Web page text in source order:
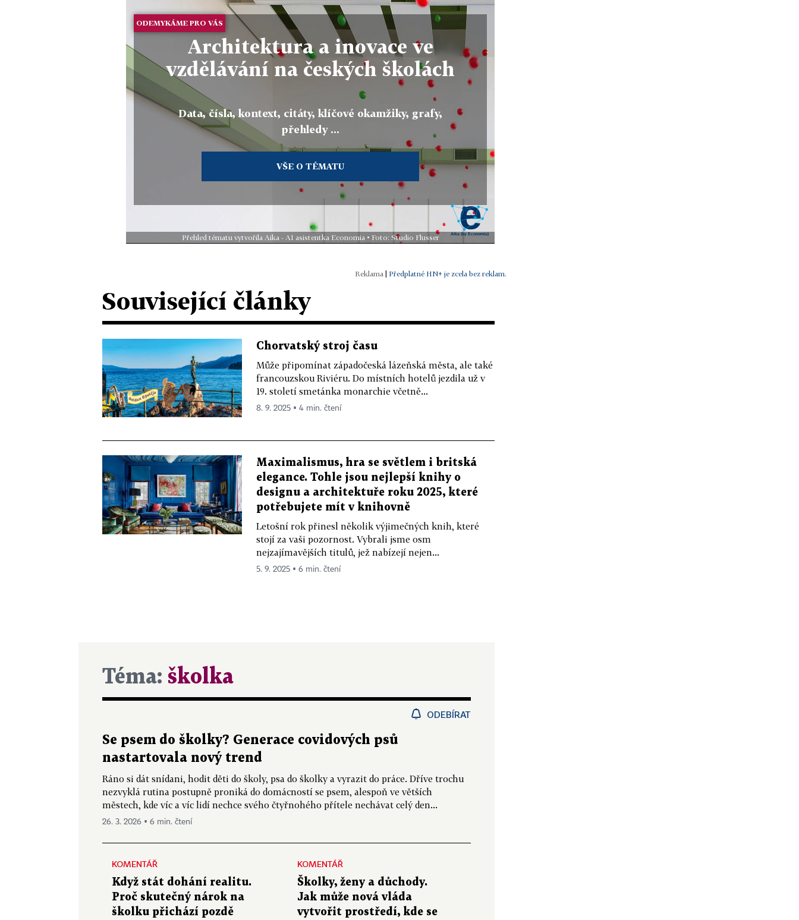
ODEMYKÁME PRO VÁS
Architektura a inovace ve
vzdělávání na českých školách
Data, čísla, kontext, citáty, klíčové okamžiky, grafy,
přehledy ...
VŠE O TÉMATU
Přehled tématu vytvořila Aika - AI asistentka Economia • Foto: Studio Flusser
Předplatné HN+ je zcela bez reklam.
Související články
Chorvatský stroj času
Může připomínat západočeská lázeňská města, ale také
francouzskou Riviéru. Do místních hotelů jezdila už v
19. století smetánka monarchie včetně...
8. 9. 2025 ▪ 4 min. čtení
Maximalismus, hra se světlem i britská
elegance. Tohle jsou nejlepší knihy o
designu a architektuře roku 2025, které
potřebujete mít v knihovně
Letošní rok přinesl několik výjimečných knih, které
stojí za vaši pozornost. Vybrali jsme osm
nejzajímavějších titulů, jež nabízejí nejen...
5. 9. 2025 ▪ 6 min. čtení
Téma: školka
ODEBÍRAT
Se psem do školky? Generace covidových psů
nastartovala nový trend
Ráno si dát snídani, hodit děti do školy, psa do školky a vyrazit do práce. Dříve trochu
nezvyklá rutina postupně proniká do domácností se psem, alespoň ve větších
městech, kde víc a víc lidí nechce svého čtyřnohého přítele nechávat celý den...
26. 3. 2026 ▪ 6 min. čtení
KOMENTÁŘ
Když stát dohání realitu.
Proč skutečný nárok na
školku přichází pozdě
KOMENTÁŘ
Školky, ženy a důchody.
Jak může nová vláda
vytvořit prostředí, kde se